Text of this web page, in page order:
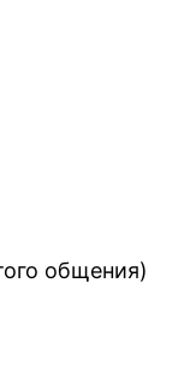
общения)